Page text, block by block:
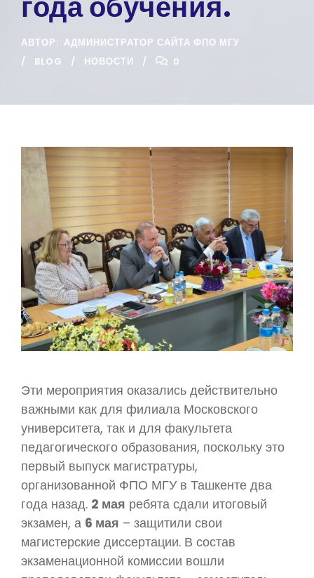
АВТОР: АДМИНИСТРАТОР САЙТА ФПО МГУ
BLOG
НОВОСТИ 0
Эти мероприятия оказались действительно
важными как для филиала Московского
университета, так и для факультета
педагогического образования, поскольку это
первый выпуск магистратуры,
организованной ФПО МГУ в Ташкенте два
года назад. 2 мая ребята сдали итоговый
экзамен, а 6 мая – защитили свои
магистерские диссертации. В состав
экзаменационной комиссии вошли